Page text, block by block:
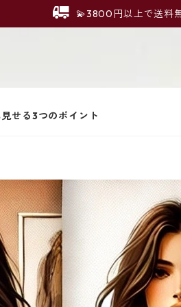
💫3800円以上で送料
せる3つのポイント